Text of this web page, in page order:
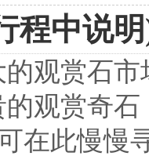
程中说
观赏石
观赏奇
在此慢慢